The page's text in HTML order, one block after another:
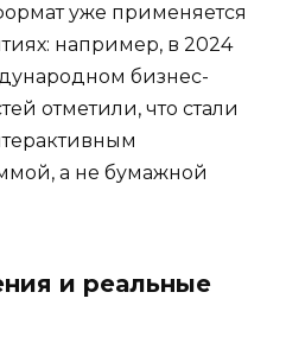
уже применяется
например, в 2024
бизнес-
отметили, что стали
а не бумажной
и реальные